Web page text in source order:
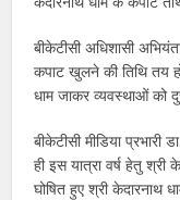
बीकेटीसी अधिशासी
कपाट खुलने की तिथि तय
धाम जाकर व्यवस्थाओं को
बीकेटीसी मीडिया प्रभारी
ही इस यात्रा वर्ष हेतु श्री
घोषित हुए श्री केदारनाथ